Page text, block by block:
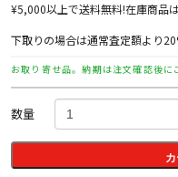
¥5,000以上で送料無料!在庫商品
下取りの場合は通常査定額より
お取り寄せ品。納期は注文確認後に
数量